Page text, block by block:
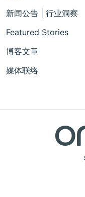
新闻公告 | 行业洞察
Featured Stories
博客文章
媒体联络